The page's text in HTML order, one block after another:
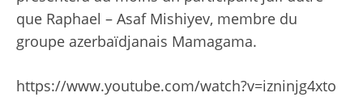
que Raphael – Asaf Mishiyev, membre du
groupe azerbaïdjanais Mamagama.
https://www.youtube.com/watch?v=izninjg4xto